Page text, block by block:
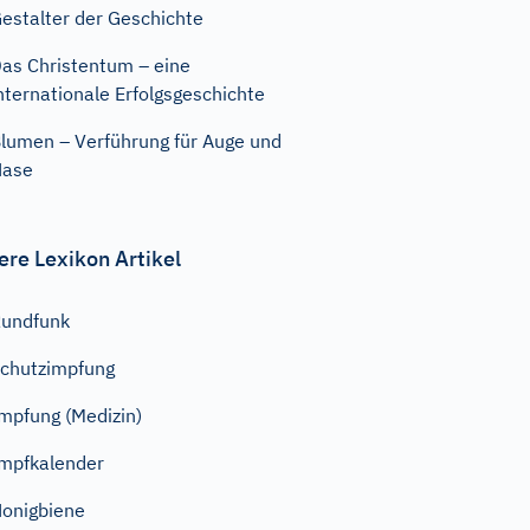
der Geschichte
Christentum – eine
Erfolgsgeschichte
– Verführung für Auge und
Lexikon Artikel
(Medizin)